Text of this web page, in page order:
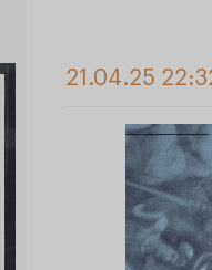
21.04.25